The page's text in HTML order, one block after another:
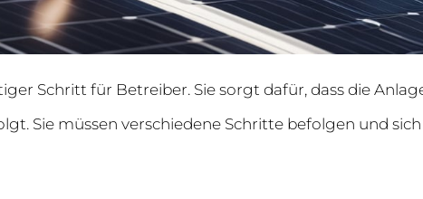
Schritt für Betreiber. Sie sorgt dafür, dass die
Sie müssen verschiedene Schritte befolgen und